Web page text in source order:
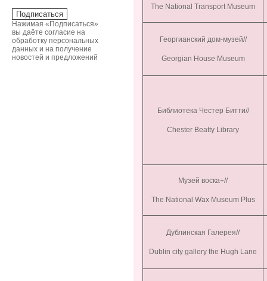
Нажимая «Подписаться»
вы даёте согласие на
обработку персональных
данных и на получение
новостей и предложений
The National Transport Museum
Георгианский дом-музей//
Georgian House Museum
Библиотека Честер Битти//
Chester Beatty Library
Музей воска+//
The National Wax Museum Plus
Дублинская Галерея//
Dublin city gallery the Hugh Lane